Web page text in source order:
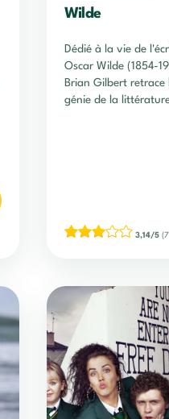
Wilde
Dédié à la vie de
Oscar Wilde (1854-
Brian Gilbert retrace
génie de la
3,14/5(7